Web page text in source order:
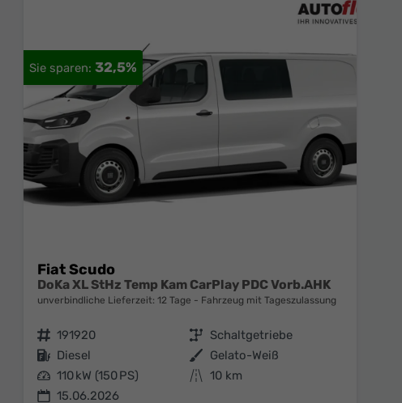
32,5%
Fiat Scudo
DoKa XL StHz Temp Kam CarPlay PDC Vorb.AHK
unverbindliche Lieferzeit: 12 Tage Fahrzeug mit Tageszulassung
Fahrzeugnr. 191920 Getriebe Schaltgetriebe
Kraftstoff Diesel Außenfarbe Gelato-Weiß
Leistung 110 kW (150 PS) Kilometerstand 10 km
15.06.2026